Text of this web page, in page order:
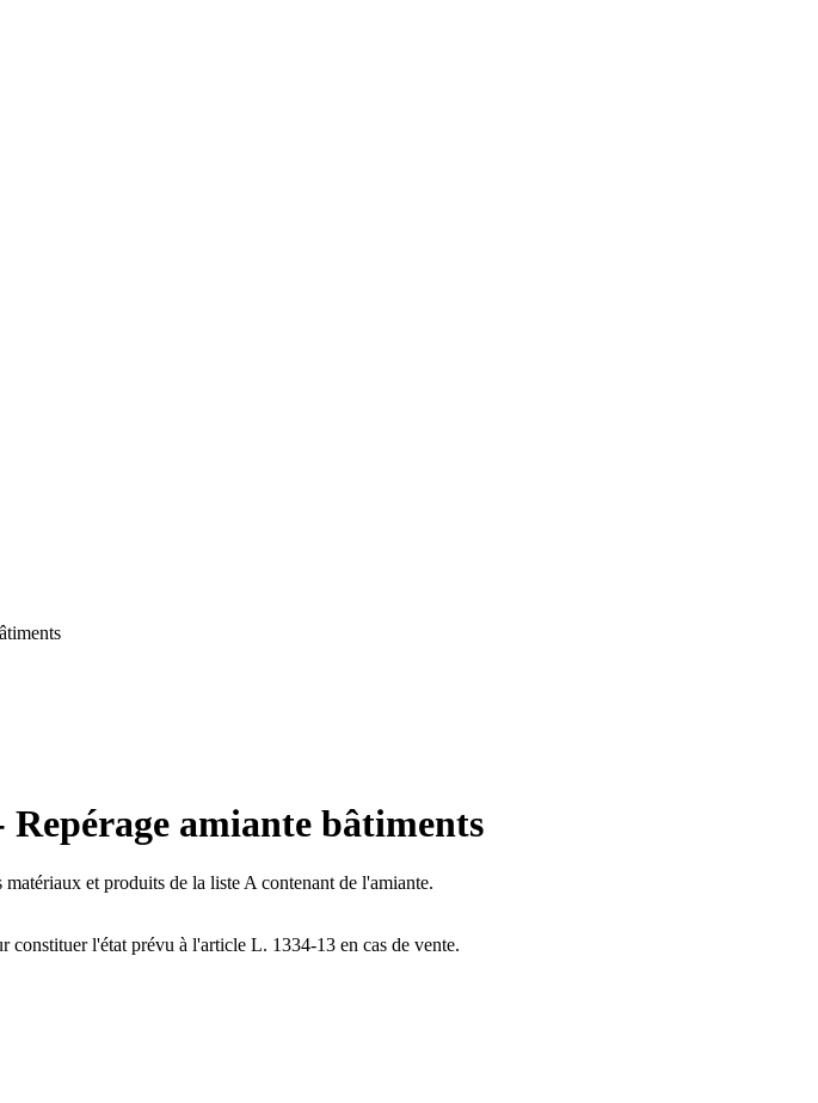
amiante bâtiments
et produits de la liste A contenant de l'amiante.
constituer l'état prévu à l'article L. 1334-13 en cas de vente.